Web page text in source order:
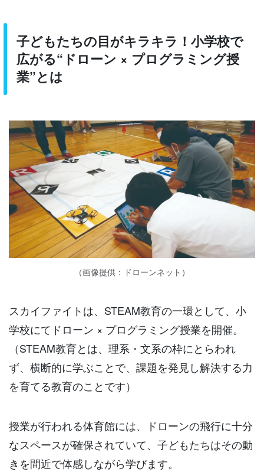
子どもたちの目がキラキラ！小学校で
広がる“ドローン × プログラミング授
業”とは
（画像提供：ドローンネット）
スカイファイトは、STEAM教育の一環として、小
学校にてドローン × プログラミング授業を開催。
（STEAM教育とは、理系・文系の枠にとらわれ
ず、横断的に学ぶことで、課題を発見し解決する力
を育てる教育のことです）
授業が行われる体育館には、ドローンの飛行に十分
なスペースが確保されていて、子どもたちはその動
きを間近で体感しながら学びます。